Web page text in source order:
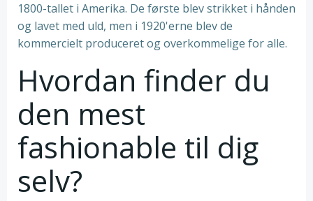
1800-tallet i Amerika. De første blev strikket i hånden
og lavet med uld, men i 1920'erne blev de
kommercielt produceret og overkommelige for alle.
Hvordan finder du
den mest
fashionable til dig
selv?